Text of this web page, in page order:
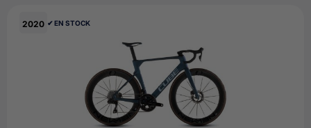
2020 ✔︎ EN STOCK